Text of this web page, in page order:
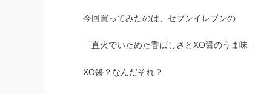
今回買ってみたのは、セブンイレブンの
「直火でいためた香ばしさとXO醤のうま味
XO醤？なんだそれ？